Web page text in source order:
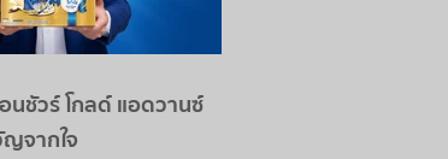
นชัวร์ โกลด์ แอดวานซ์
ญจากใจ